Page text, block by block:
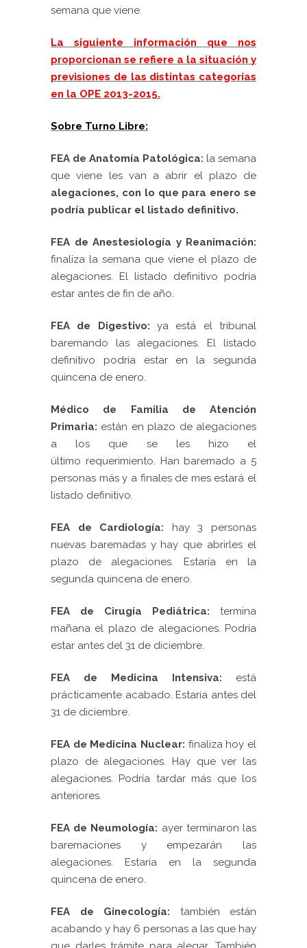
semana que viene.
La siguiente información que nos
proporcionan se refiere a la situación y
previsiones de las distintas categorías
en la OPE 2013-2015.
Sobre Turno Libre:
FEA de Anatomía Patológica: la semana
que viene les van a abrir el plazo de
alegaciones, con lo que para enero se
podría publicar el listado definitivo.
FEA de Anestesiología y Reanimación:
finaliza la semana que viene el plazo de
alegaciones. El listado definitivo podría
estar antes de fin de año.
FEA de Digestivo: ya está el tribunal
baremando las alegaciones. El listado
definitivo podría estar en la segunda
quincena de enero.
Médico de Familia de Atención
Primaria: están en plazo de alegaciones
a los que se les hizo el
último requerimiento. Han baremado a 5
personas más y a finales de mes estará el
listado definitivo.
FEA de Cardiología: hay 3 personas
nuevas baremadas y hay que abrirles el
plazo de alegaciones. Estaría en la
segunda quincena de enero.
FEA de Cirugía Pediátrica: termina
mañana el plazo de alegaciones. Podría
estar antes del 31 de diciembre.
FEA de Medicina Intensiva: está
prácticamente acabado. Estaría antes del
31 de diciembre.
FEA de Medicina Nuclear: finaliza hoy el
plazo de alegaciones. Hay que ver las
alegaciones. Podría tardar más que los
anteriores.
FEA de Neumología: ayer terminaron las
baremaciones y empezarán las
alegaciones. Estaría en la segunda
quincena de enero.
FEA de Ginecología: también están
acabando y hay 6 personas a las que hay